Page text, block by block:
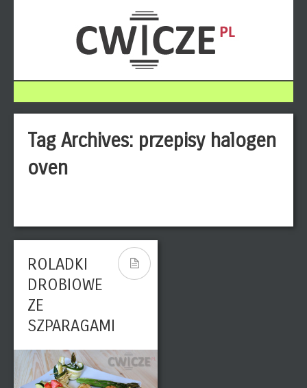
Tag Archives: przepisy halogen
oven
ROLADKI
DROBIOWE
ZE
SZPARAGAMI